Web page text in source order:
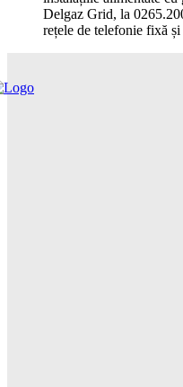
Delgaz Grid, la
rețele de telefonie fixă